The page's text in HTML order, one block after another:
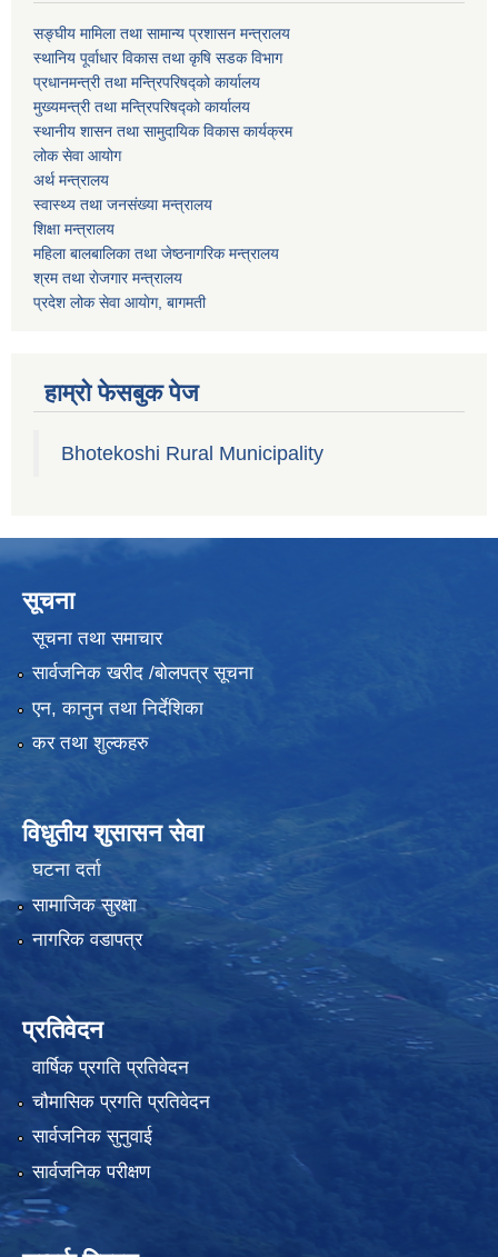
सङ्घीय मामिला तथा सामान्य प्रशासन मन्त्रालय
स्थानिय पूर्वाधार विकास तथा कृषि सडक विभाग
प्रधानमन्त्री तथा मन्त्रिपरिषद्को कार्यालय
मुख्यमन्त्री तथा मन्त्रिपरिषद्को कार्यालय
स्थानीय शासन तथा सामुदायिक विकास कार्यक्रम
लोक सेवा आयोग
अर्थ मन्त्रालय
स्वास्थ्य तथा जनस‌ंख्या मन्त्रालय
शिक्षा मन्त्रालय
महिला बालबालिका तथा जेष्ठनागरिक मन्त्रालय
श्रम तथा राेजगार मन्त्रालय
प्रदेश लोक सेवा आयाेग, बागमती
हाम्रो फेसबुक पेज
Bhotekoshi Rural Municipality
सूचना
सूचना तथा समाचार
सार्वजनिक खरीद /बोलपत्र सूचना
एन, कानुन तथा निर्देशिका
कर तथा शुल्कहरु
विधुतीय शुसासन सेवा
घटना दर्ता
सामाजिक सुरक्षा
नागरिक वडापत्र
प्रतिवेदन
वार्षिक प्रगति प्रतिवेदन
चौमासिक प्रगति प्रतिवेदन
सार्वजनिक सुनुवाई
सार्वजनिक परीक्षण